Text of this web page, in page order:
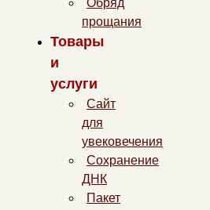
прощания
Товары
и
услуги
Сайт
для
увековечения
Сохранение
ДНК
Пакет